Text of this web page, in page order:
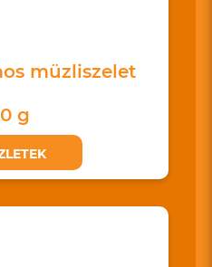
müzliszelet
g